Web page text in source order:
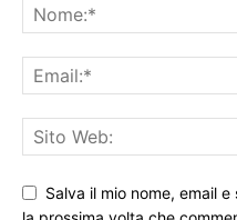
Salva il mio nome, email